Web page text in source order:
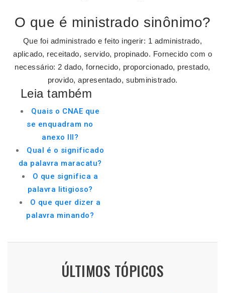
O que é ministrado sinônimo?
Que foi administrado e feito ingerir: 1 administrado,
aplicado, receitado, servido, propinado. Fornecido com o
necessário: 2 dado, fornecido, proporcionado, prestado,
provido, apresentado, subministrado.
Leia também
Quais o CNAE que
se enquadram no
anexo III?
Qual é o significado
da palavra maracatu?
O que significa a
palavra litigioso?
O que quer dizer a
palavra minando?
ÚLTIMOS TÓPICOS